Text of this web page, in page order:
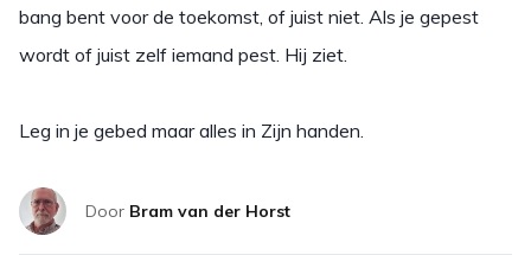
bang bent voor de toekomst, of juist niet. Als je gepest
wordt of juist zelf iemand pest. Hij ziet.
Leg in je gebed maar alles in Zijn handen.
Door Bram van der Horst